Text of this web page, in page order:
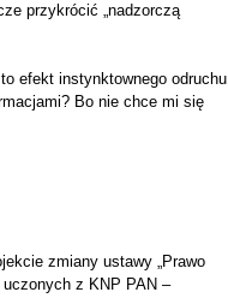
przykrócić „nadzorczą
efekt instynktownego odruchu
Bo nie chce mi się
zmiany ustawy „Prawo
z KNP PAN –